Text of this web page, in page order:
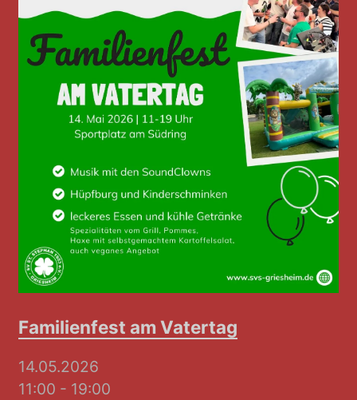
Familienfest am Vatertag
14.05.2026
11:00 - 19:00